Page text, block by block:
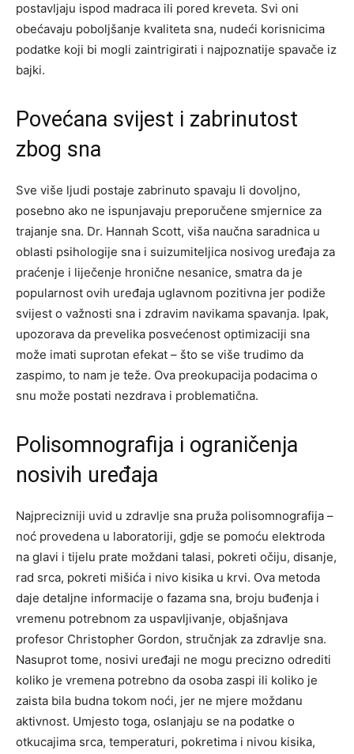
postavljaju ispod madraca ili pored kreveta. Svi oni
obećavaju poboljšanje kvaliteta sna, nudeći korisnicima
podatke koji bi mogli zaintrigirati i najpoznatije spavače iz
bajki.
Povećana svijest i zabrinutost
zbog sna
Sve više ljudi postaje zabrinuto spavaju li dovoljno,
posebno ako ne ispunjavaju preporučene smjernice za
trajanje sna. Dr. Hannah Scott, viša naučna saradnica u
oblasti psihologije sna i suizumiteljica nosivog uređaja za
praćenje i liječenje hronične nesanice, smatra da je
popularnost ovih uređaja uglavnom pozitivna jer podiže
svijest o važnosti sna i zdravim navikama spavanja. Ipak,
upozorava da prevelika posvećenost optimizaciji sna
može imati suprotan efekat – što se više trudimo da
zaspimo, to nam je teže. Ova preokupacija podacima o
snu može postati nezdrava i problematična.
Polisomnografija i ograničenja
nosivih uređaja
Najprecizniji uvid u zdravlje sna pruža polisomnografija –
noć provedena u laboratoriji, gdje se pomoću elektroda
na glavi i tijelu prate moždani talasi, pokreti očiju, disanje,
rad srca, pokreti mišića i nivo kisika u krvi. Ova metoda
daje detaljne informacije o fazama sna, broju buđenja i
vremenu potrebnom za uspavljivanje, objašnjava
profesor Christopher Gordon, stručnjak za zdravlje sna.
Nasuprot tome, nosivi uređaji ne mogu precizno odrediti
koliko je vremena potrebno da osoba zaspi ili koliko je
zaista bila budna tokom noći, jer ne mjere moždanu
aktivnost. Umjesto toga, oslanjaju se na podatke o
otkucajima srca, temperaturi, pokretima i nivou kisika,